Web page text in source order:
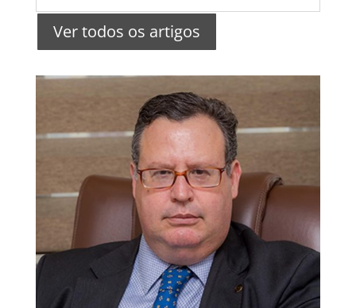
Ver todos os artigos